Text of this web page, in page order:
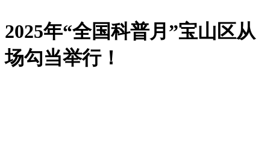
2025年“全国科普月”宝山区从
场勾当举行！